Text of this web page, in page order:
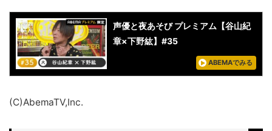
声優と夜あそび プレミアム【谷山紀
章×下野紘】#35
ABEMAでみる
(C)AbemaTV,Inc.